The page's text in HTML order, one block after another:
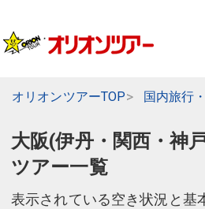
オリオンツアーTOP 国内旅行
大阪(伊丹・関西・神
ツアー一覧
表示されている空き状況と基